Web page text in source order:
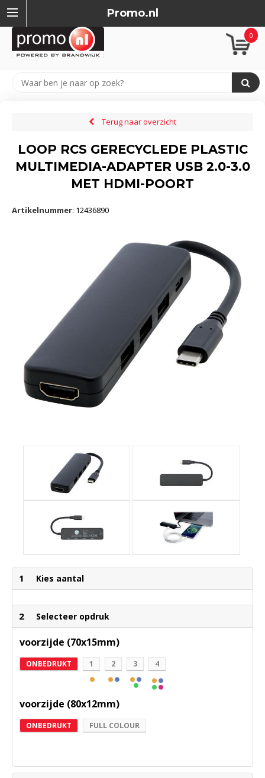
Promo.nl
0
Terug naar overzicht
LOOP RCS GERECYCLEDE PLASTIC
MULTIMEDIA-ADAPTER USB 2.0-3.0
MET HDMI-POORT
Artikelnummer: 12436890
1 Kies aantal
2 Selecteer opdruk
voorzijde (70x15mm)
ONBEDRUKT 1 2 3 4
voorzijde (80x12mm)
ONBEDRUKT FULL COLOUR